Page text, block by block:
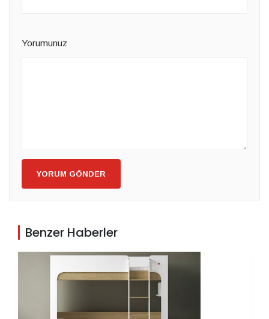
Yorumunuz
YORUM GÖNDER
Benzer Haberler